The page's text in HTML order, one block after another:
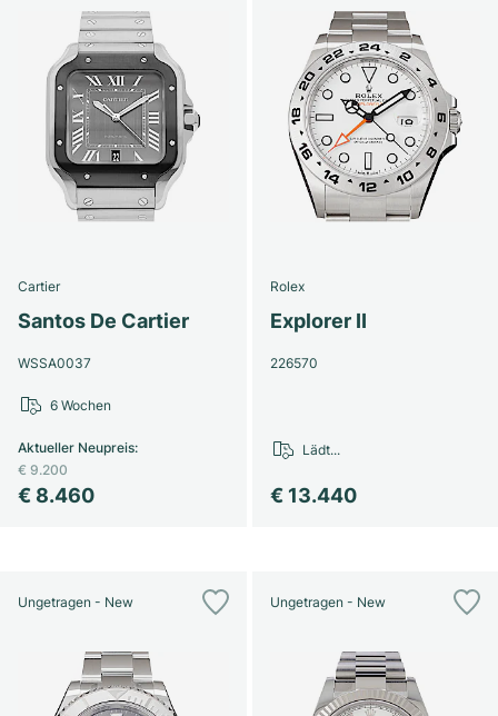
Cartier
Santos De Cartier
WSSA0037
€ 8.460
Aktueller Neupreis:
€ 9.200
6 Wochen
Rolex
Explorer II
226570
€ 13.440
Lädt...
Ungetragen - New Ungetragen - New